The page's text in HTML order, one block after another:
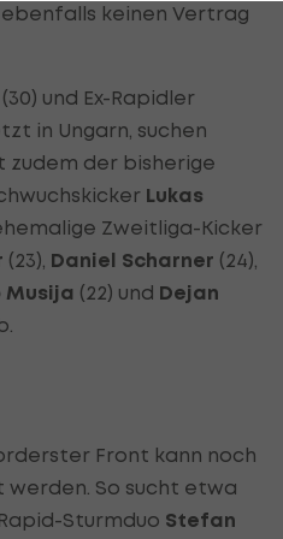
keinen Vertrag
(30) und Ex-Rapidler
in Ungarn, suchen
zudem der bisherige
Lukas
Zweitliga-Kicker
(23), Daniel Scharner (24),
Musija (22) und Dejan
Front kann noch
So sucht etwa
Sturmduo Stefan